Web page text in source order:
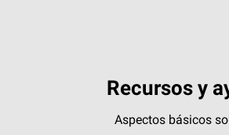
Recursos y
Aspectos básicos